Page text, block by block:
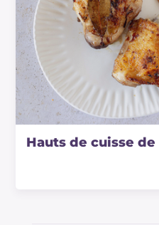
Hauts de cuisse